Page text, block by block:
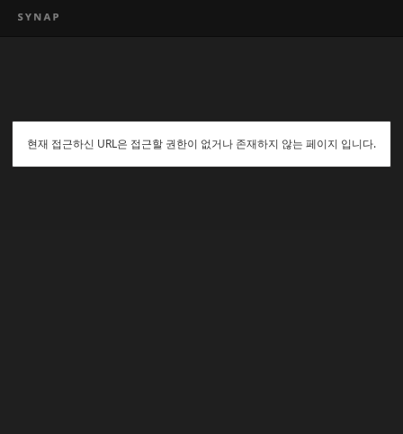
현재 접근하신 URL은 접근할 권한이 없거나 존재하지 않는 페이지 입니다.